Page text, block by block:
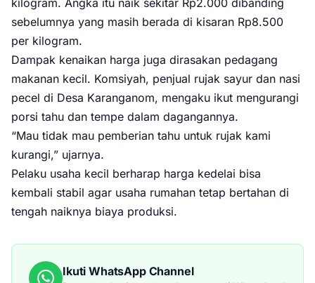
kilogram. Angka itu naik sekitar Rp2.000 dibanding
sebelumnya yang masih berada di kisaran Rp8.500
per kilogram.
Dampak kenaikan harga juga dirasakan pedagang
makanan kecil. Komsiyah, penjual rujak sayur dan nasi
pecel di Desa Karanganom, mengaku ikut mengurangi
porsi tahu dan tempe dalam dagangannya.
“Mau tidak mau pemberian tahu untuk rujak kami
kurangi,” ujarnya.
Pelaku usaha kecil berharap harga kedelai bisa
kembali stabil agar usaha rumahan tetap bertahan di
tengah naiknya biaya produksi.
Ikuti WhatsApp Channel